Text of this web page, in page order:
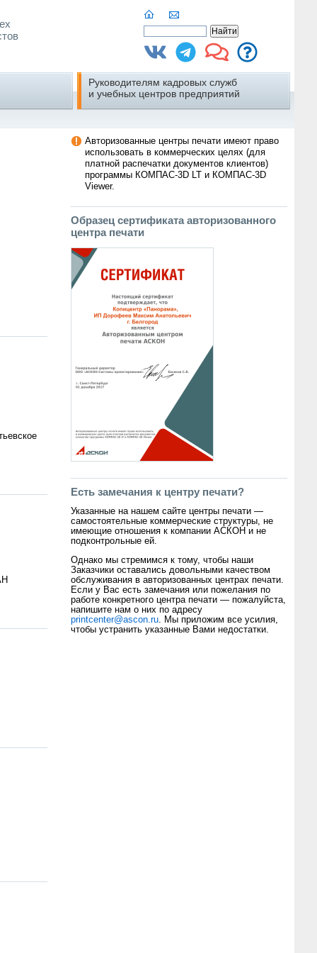
Руководителям кадровых служб
и учебных центров предприятий
Авторизованные центры печати имеют право
использовать в коммерческих целях (для
платной распечатки документов клиентов)
программы КОМПАС-3D LT и КОМПАС-3D
Viewer.
Образец сертификата авторизованного
центра печати
Есть замечания к центру печати?
Указанные на нашем сайте центры печати —
самостоятельные коммерческие структуры, не
имеющие отношения к компании АСКОН и не
подконтрольные ей.
Однако мы стремимся к тому, чтобы наши
Заказчики оставались довольными качеством
обслуживания в авторизованных центрах печати.
Если у Вас есть замечания или пожелания по
работе конкретного центра печати — пожалуйста,
напишите нам о них по адресу
printcenter@ascon.ru. Мы приложим все усилия,
чтобы устранить указанные Вами недостатки.